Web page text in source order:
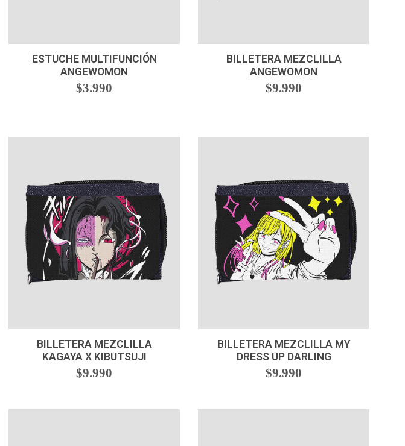
ESTUCHE MULTIFUNCIÓN
ANGEWOMON
$3.990
BILLETERA MEZCLILLA
ANGEWOMON
$9.990
BILLETERA MEZCLILLA
KAGAYA X KIBUTSUJI
$9.990
BILLETERA MEZCLILLA MY
DRESS UP DARLING
$9.990